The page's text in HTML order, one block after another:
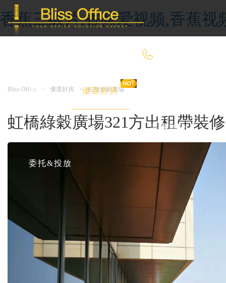
香蕉三级片,香蕉爱视频,香蕉视
首 頁 優選好房
共享辦公
委托&投放
Bliss Office > 優選好房 > 虹橋綠穀廣場
虹橋綠穀廣場321方出租帶裝